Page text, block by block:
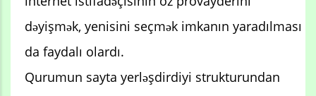
dəyişmək, yenisini seçmək imkanın yaradılması
da faydalı olardı.
Qurumun sayta yerləşdirdiyi strukturundan